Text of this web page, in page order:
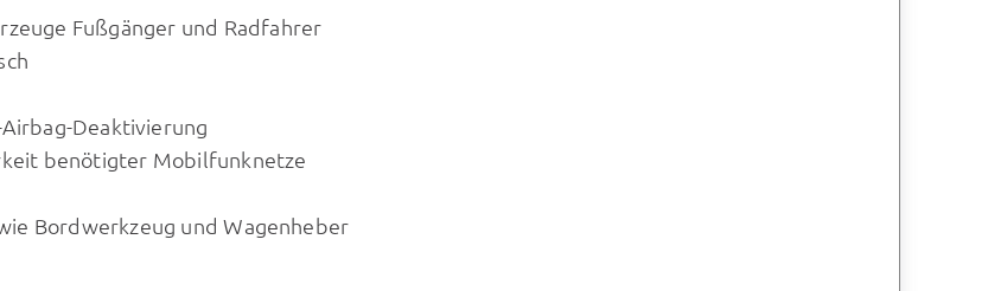
Fußgänger und Radfahrer
Deaktivierung
benötigter Mobilfunknetze
Bordwerkzeug und Wagenheber